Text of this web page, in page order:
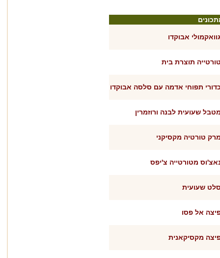
אבוקדו
תוצרת בית
תפוחי אדמה עם סלסה אבוקדו
שעועית לבנה ורוזמרין
טורטיה מקסיקני
מטורטייה צ'יפס
שעועית
אל פסו
מקסיקאנית